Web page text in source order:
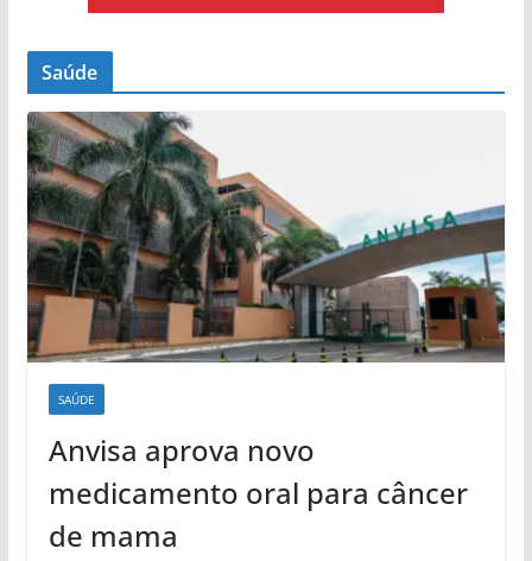
Saúde
SAÚDE
Anvisa aprova novo
medicamento oral para câncer
de mama